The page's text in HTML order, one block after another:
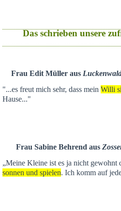
Das schrieben unsere
Frau Edit Müller aus
"...es freut mich sehr, dass mein Willi
Hause..."
Frau Sabine Behrend aus
„Meine Kleine ist es ja nicht gewohnt
sonnen und spielen. Ich komm auf